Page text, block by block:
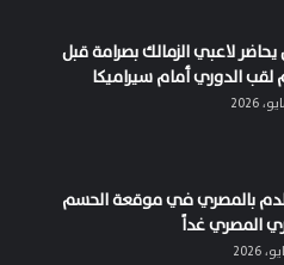
لاعبي الزمالك بصرامة قبل
الدوري أمام سيراميكا
بالمصري في موقعة الحسم
المصري غداً